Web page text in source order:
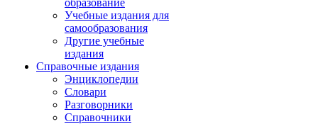
образование
Учебные издания для
самообразования
Другие учебные
издания
Справочные издания
Энциклопедии
Словари
Разговорники
Справочники